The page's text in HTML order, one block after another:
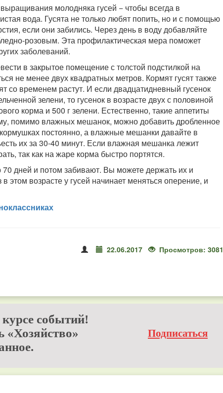
молодняка гусей − чтобы всегда в
вода. Гусята не только любят попить, но и с помощью
если они забились. Через день в воду добавляйте
розовым. Эта профилактическая мера поможет
заболеваний.
в закрытое помещение с толстой подстилкой на
не менее двух квадратных метров. Кормят гусят также
со временем растут. И если двадцатидневный гусенок
зелени, то гусенок в возрасте двух с половиной
корма и 500 г зелени. Естественно, такие аппетиты
помимо влажных мешанок, можно добавить дробленное
постоянно, а влажные мешанки давайте в
их за 30-40 минут. Если влажная мешанка лежит
так как на жаре корма быстро портятся.
дней и потом забивают. Вы можете держать их и
этом возрасте у гусей начинает меняться оперение, и
22.06.2017 Просмотров: 3081
событий!
«Хозяйство»
Подписаться